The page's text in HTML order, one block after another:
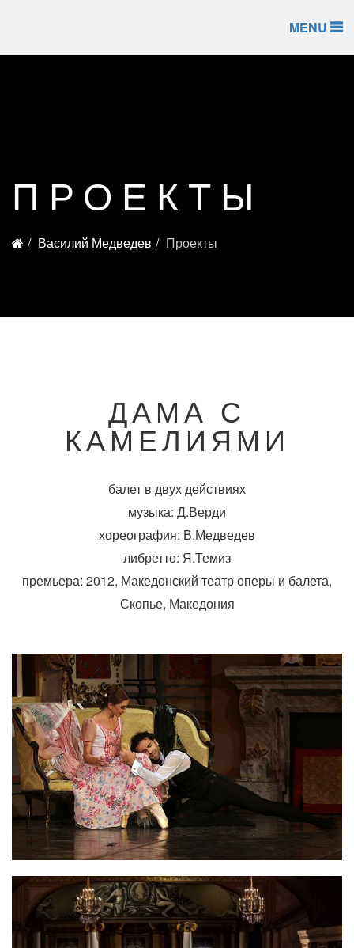
MENU
ПРОЕКТЫ
Василий Медведев Проекты
ДАМА С
КАМЕЛИЯМИ
балет в двух действиях
музыка: Д.Верди
хореография: В.Медведев
либретто: Я.Темиз
премьера: 2012, Македонский театр оперы и балета,
Скопье, Македония